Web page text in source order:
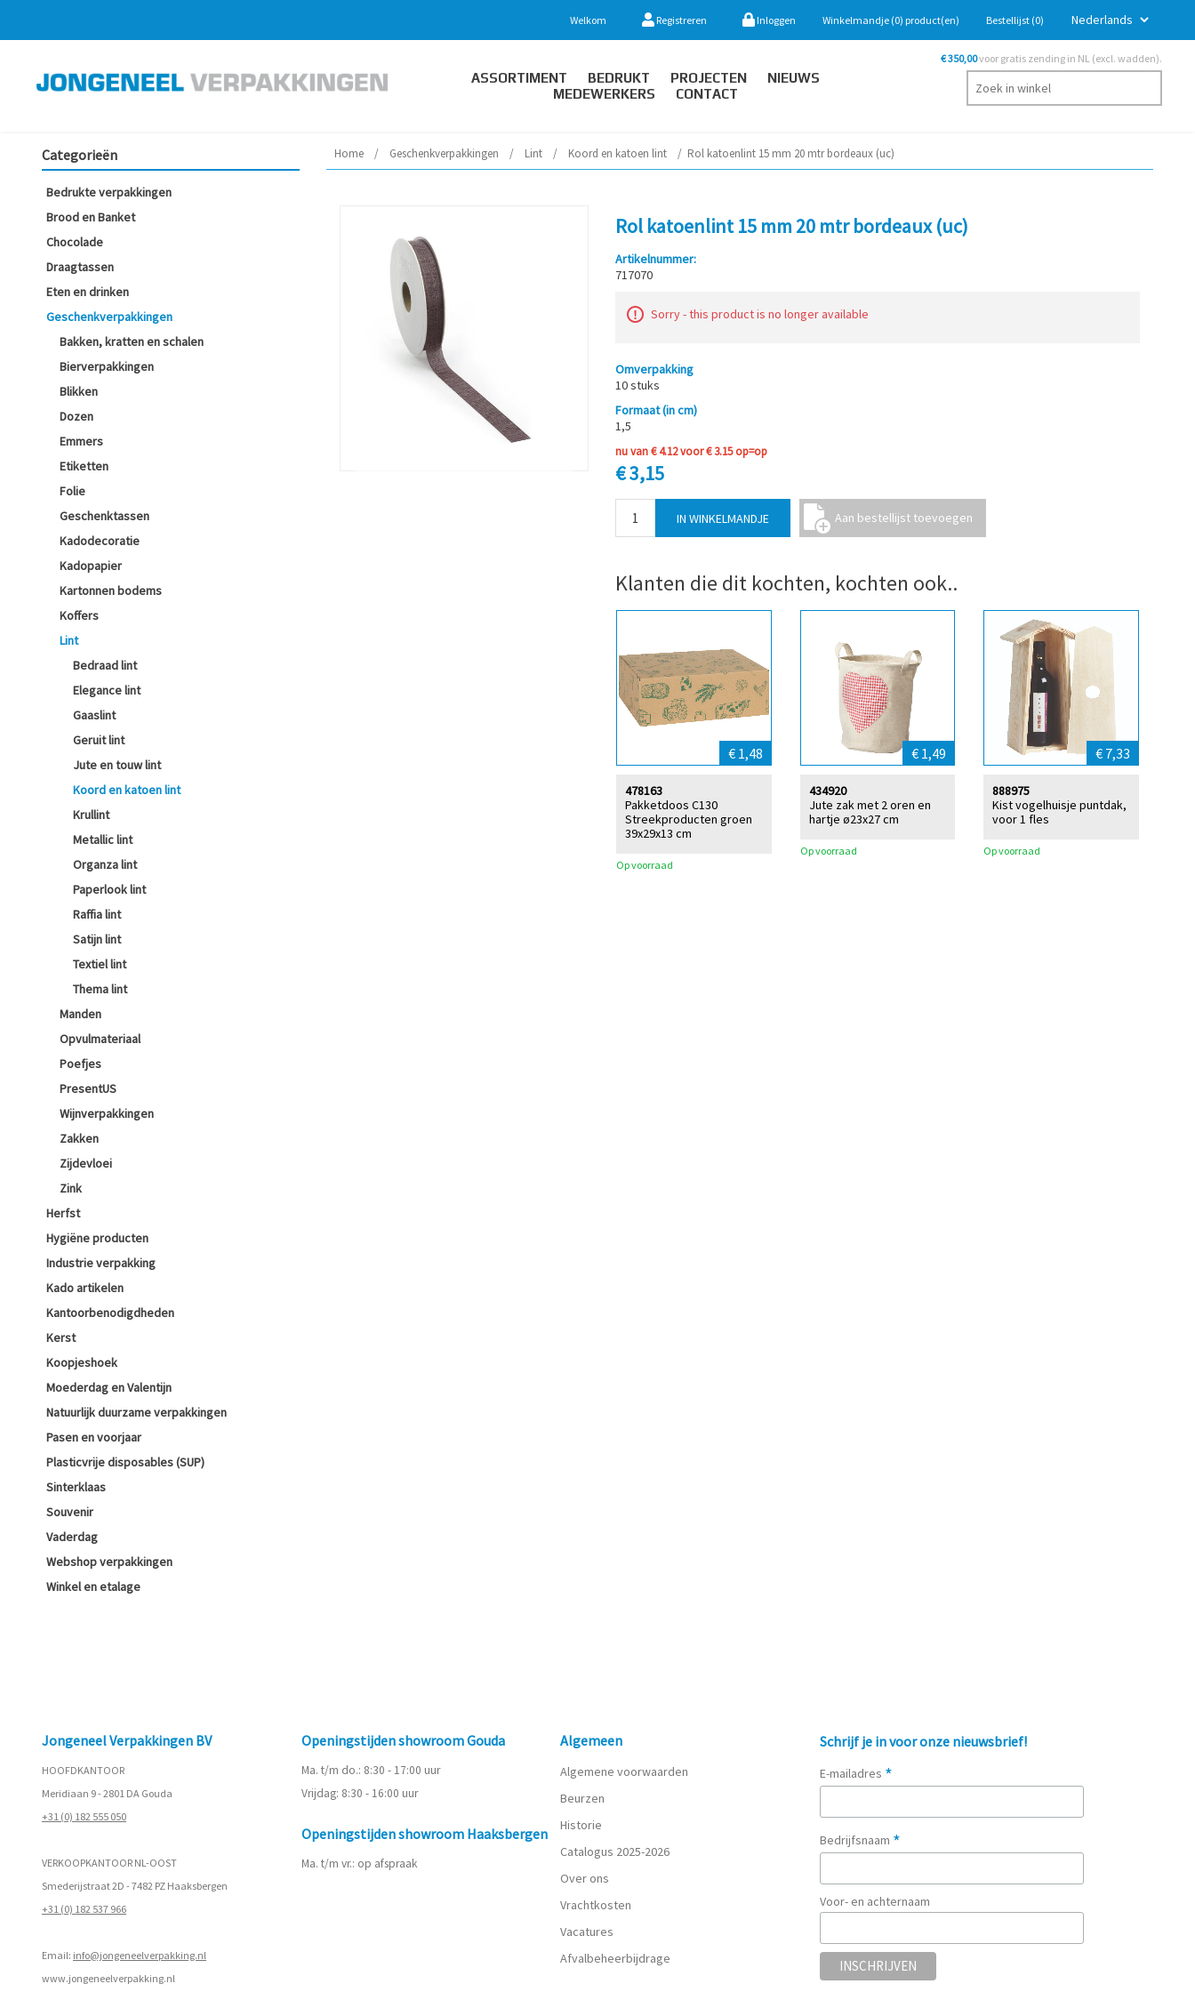
Welkom Registreren Inloggen Winkelmandje (0) product(en) Bestellijst (0)
ASSORTIMENT BEDRUKT PROJECTEN
NIEUWS
MEDEWERKERS
CONTACT
€ 350,00voor gratis zending in NL (excl. wadden).
Categorieën
Bedrukte verpakkingen
Brood en Banket
Chocolade
Draagtassen
Eten en drinken
Geschenkverpakkingen
Bakken, kratten en schalen
Bierverpakkingen
Blikken
Dozen
Emmers
Etiketten
Folie
Geschenktassen
Kadodecoratie
Kadopapier
Kartonnen bodems
Koffers
Lint
Bedraad lint
Elegance lint
Gaaslint
Geruit lint
Jute en touw lint
Koord en katoen lint
Krullint
Metallic lint
Organza lint
Paperlook lint
Raffia lint
Satijn lint
Textiel lint
Thema lint
Manden
Opvulmateriaal
Poefjes
PresentUS
Wijnverpakkingen
Zakken
Zijdevloei
Zink
Herfst
Hygiëne producten
Industrie verpakking
Kado artikelen
Kantoorbenodigdheden
Kerst
Koopjeshoek
Moederdag en Valentijn
Natuurlijk duurzame verpakkingen
Pasen en voorjaar
Plasticvrije disposables (SUP)
Sinterklaas
Souvenir
Vaderdag
Webshop verpakkingen
Winkel en etalage
Home / Geschenkverpakkingen / Lint / Koord en katoen lint / Rol katoenlint 15 mm 20 mtr bordeaux (uc)
Rol katoenlint 15 mm 20 mtr bordeaux (uc)
Artikelnummer:
717070
Sorry - this product is no longer available
Omverpakking
10 stuks
Formaat (in cm)
1,5
nu van € 4.12 voor € 3.15 op=op
€ 3,15
Klanten die dit kochten, kochten ook..
€ 1,48
Pakketdoos C130
Streekproducten groen
39x29x13 cm
478163
Op voorraad
€ 1,49
Jute zak met 2 oren en
hartje ø23x27 cm
434920
Op voorraad
€ 7,33
Kist vogelhuisje puntdak,
voor 1 fles
888975
Op voorraad
Jongeneel Verpakkingen BV
HOOFDKANTOOR
Meridiaan 9 - 2801 DA Gouda
+31 (0) 182 555 050
VERKOOPKANTOOR NL-OOST
Smederijstraat 2D - 7482 PZ Haaksbergen
+31 (0) 182 537 966
Email: info@jongeneelverpakking.nl
www.jongeneelverpakking.nl
Openingstijden showroom Gouda
Ma. t/m do.: 8:30 - 17:00 uur
Vrijdag: 8:30 - 16:00 uur
Openingstijden showroom Haaksbergen
Ma. t/m vr.: op afspraak
Algemeen
Algemene voorwaarden
Beurzen
Historie
Catalogus 2025-2026
Over ons
Vrachtkosten
Vacatures
Afvalbeheerbijdrage
Schrijf je in voor onze nieuwsbrief!
E-mailadres *
Bedrijfsnaam *
Voor- en achternaam